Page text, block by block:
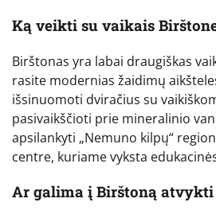
Ką veikti su vaikais
Birštonas yra labai draugiškas
rasite modernias žaidimų
išsinuomoti dviračius su
pasivaikščioti prie mineralinio
apsilankyti „Nemuno kilpų“
centre, kuriame vyksta
Ar galima į Birštoną